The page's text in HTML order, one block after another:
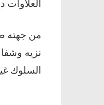
من جهته
نزيه
السلوك